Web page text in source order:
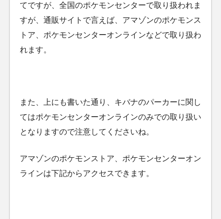
てですが、全国のポケモンセンターで取り扱われま
すが、通販サイトで言えば、アマゾンのポケモンス
トア、ポケモンセンターオンラインなどで取り扱わ
れます。
また、上にも書いた通り、キバナのパーカーに関し
てはポケモンセンターオンラインのみでの取り扱い
となりますので注意してくださいね。
アマゾンのポケモンストア、ポケモンセンターオン
ラインは下記からアクセスできます。